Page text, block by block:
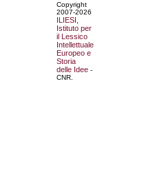
Copyright
2007-2026
ILIESI,
Istituto per
il Lessico
Intellettuale
Europeo e
Storia
delle Idee -
CNR.